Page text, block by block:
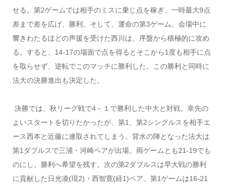
せる。第2ゲームでは相手のミスに乗じ点を稼ぎ、一時最大9点
差まで差を広げ、勝利。そして、運命の第3ゲーム。会場中に
響きわたるほどの声援を受けた西川は、序盤から積極的に攻め
る。すると、14-17の場面で点を得るとそこから1度も相手に点
を取らせず、逆転でこのマッチに勝利した。この勝利と同時に
法大の決勝進出も決定した。
決勝では、秋リーグ戦で4－１で勝利した中大と対戦。幸先の
よいスタートを切りたかったが、第1、第2シングルスを相手エ
ース西本と近藤に連取されてしまう。背水の陣となった法大は
第1ダブルスで三浦・河崎ペアが出場。両ゲームとも21-19でも
のにし、勝利へ希望を残す。次の第2ダブルスは早大戦の勝利
に貢献した日光凌(現2)・西智寛(経1)ペア。第1ゲームは16-21